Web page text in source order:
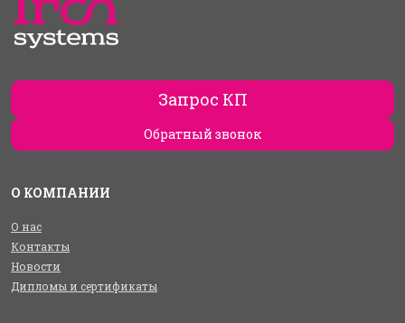
Запрос КП
Обратный звонок
О КОМПАНИИ
О нас
Контакты
Новости
Дипломы и сертификаты